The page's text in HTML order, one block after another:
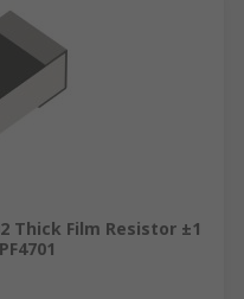
Thick Film Resistor ±1